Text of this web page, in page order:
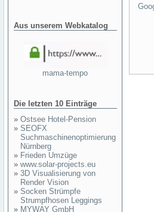
Aus unserem Webkatalog
mama-tempo
Die letzten 10 Einträge
» Ostsee Hotel-Pension
» SEOFX
Suchmaschinenoptimierung
Nürnberg
» Frieden Umzüge
» www.solar-projects.eu
» 3D Visualisierung von
Render Vision
» Socken Strümpfe
Strumpfhosen Leggings
» MYWAY GmbH